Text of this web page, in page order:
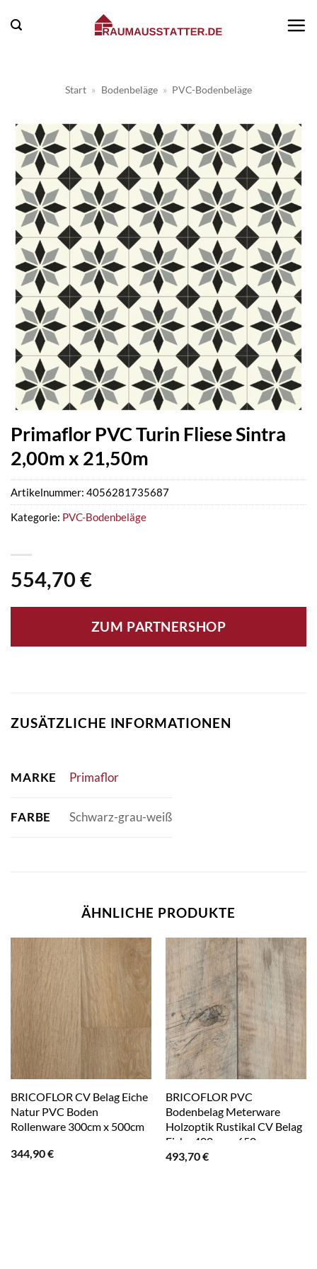
Inhalt
Start » Bodenbeläge » PVC-Bodenbeläge
Primaflor PVC Turin Fliese Sintra
2,00m x 21,50m
554,70 €
ZUM PARTNERSHOP
Artikelnummer: 4056281735687
Kategorie: PVC-Bodenbeläge
ZUSÄTZLICHE INFORMATIONEN
MARKE Primaflor
FARBE Schwarz-grau-weiß
ÄHNLICHE PRODUKTE
BRICOFLOR CV Belag Eiche
Natur PVC Boden
Rollenware 300cm x 500cm
344,90€
BRICOFLOR PVC
Bodenbelag Meterware
Holzoptik Rustikal CV Belag
Eiche 400cm x 650cm
493,70€